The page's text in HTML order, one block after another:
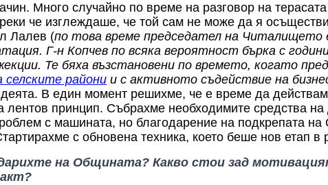
Много случайно по време на разговор на терасата
че изглеждаше, че той сам не може да я
Лалев (по това време председател на Читалището
Г-н Копчев по всяка вероятност бърка с
Те бяха възстановени по времето, когато
райони и с активното съдействие на
В един момент решихме, че е време да
лентов принцип. Събрахме необходимите средства на
с машината, но благодарение на подкрепата
с обновена техника, което беше нов етап в
на Общината? Какво стои зад